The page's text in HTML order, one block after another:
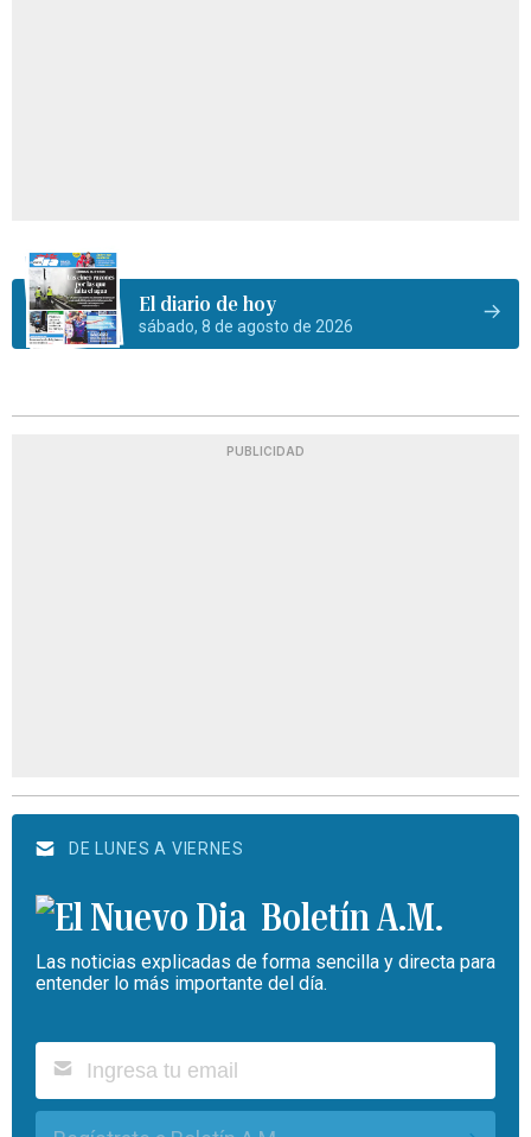
El diario de hoy
sábado, 8 de agosto de 2026
PUBLICIDAD
DE LUNES A VIERNES
Boletín A.M.
Las noticias explicadas de forma sencilla y directa para
entender lo más importante del día.